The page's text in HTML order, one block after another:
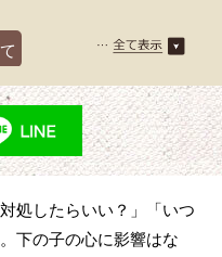
妹 絵本
処したらいい？」「いつ
下の子の心に影響はな